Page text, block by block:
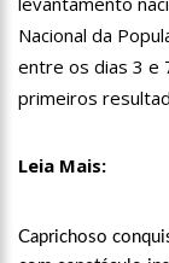
21:23 Após
18:55 Violinista
14:31 Começa
11:41 Morre
afiliada do
Nacional da
entre os dias 3 e
primeiros
Leia Mais:
Caprichoso